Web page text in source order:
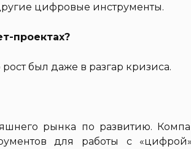
цифровые инструменты.
проектах?
был даже в разгар кризиса.
рынка по развитию.
для работы с